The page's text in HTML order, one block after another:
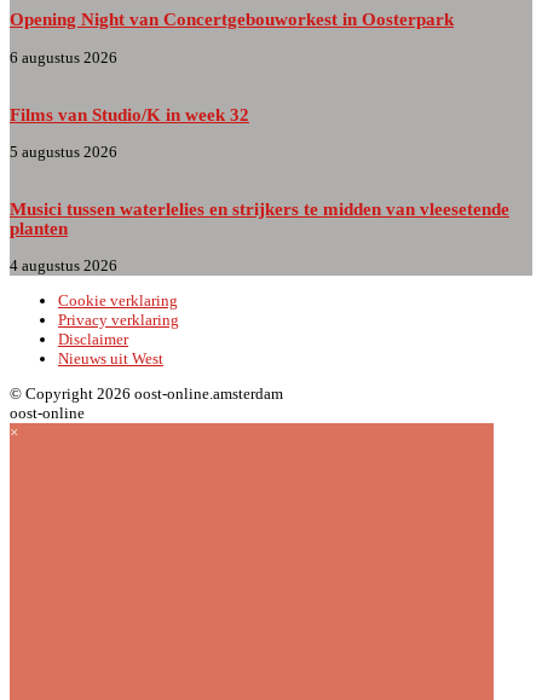
Opening Night van Concertgebouworkest in Oosterpark
6 augustus 2026
Films van Studio/K in week 32
5 augustus 2026
Musici tussen waterlelies en strijkers te midden van vleesetende
planten
4 augustus 2026
Cookie verklaring
Privacy verklaring
Disclaimer
Nieuws uit West
© Copyright 2026 oost-online.amsterdam
oost-online
×